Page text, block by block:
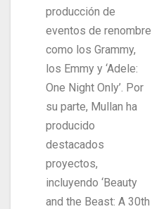
producción de
eventos de renombre
como los Grammy,
los Emmy y ‘Adele:
One Night Only’. Por
su parte, Mullan ha
producido
destacados
proyectos,
incluyendo ‘Beauty
and the Beast: A 30th